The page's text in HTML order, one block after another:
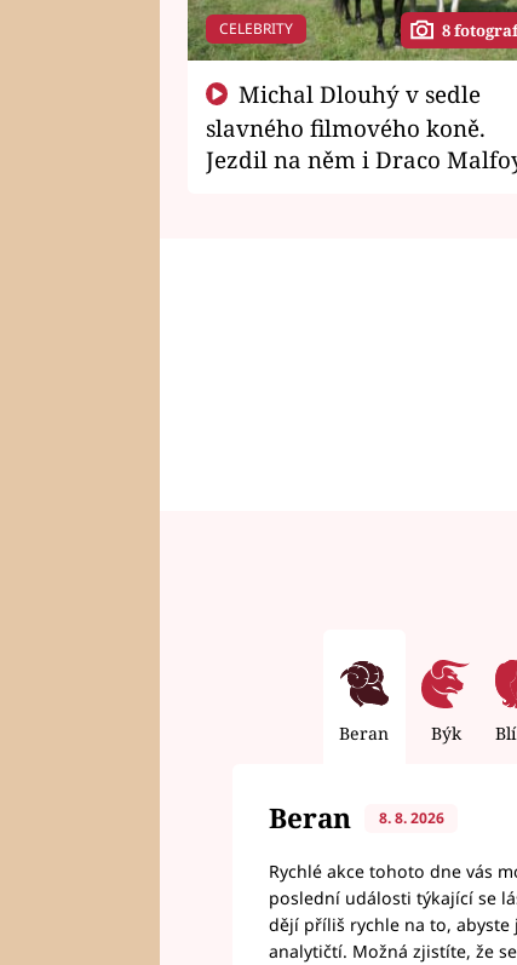
CELEBRITY 8
slavného filmového koně.
Jezdil na něm i Draco
Beran Býk
Beran 8. 8. 2026
Rychlé akce tohoto dne vás
poslední události týkající se
dějí příliš rychle na to,
analytičtí. Možná zjistíte, že